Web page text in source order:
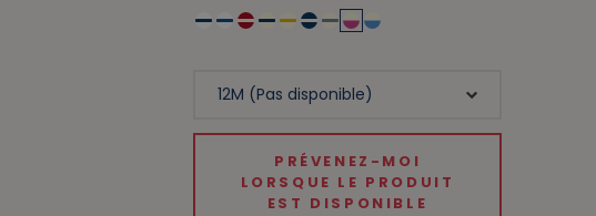
PRÉVENEZ-MOI
LORSQUE LE PRODUIT
EST DISPONIBLE